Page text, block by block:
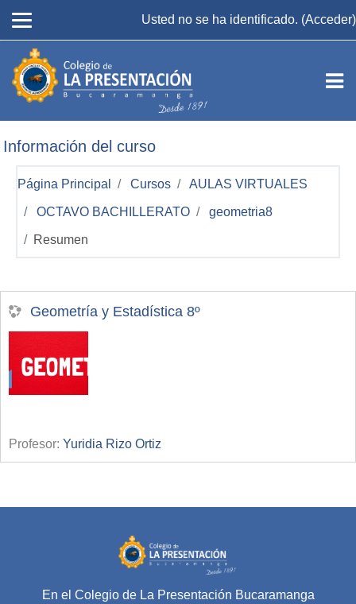
Usted no se ha identificado. (Acceder)
Información del curso
Página Principal Cursos AULAS VIRTUALES
OCTAVO BACHILLERATO geometria8
Resumen
Geometría y Estadística 8º
Profesor: Yuridia Rizo Ortiz
En el Colegio de La Presentación Bucaramanga